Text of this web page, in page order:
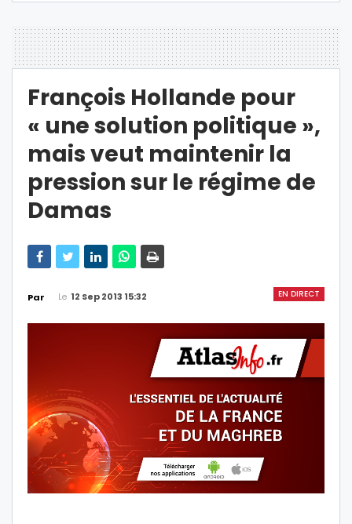
François Hollande pour
« une solution politique »,
mais veut maintenir la
pression sur le régime de
Damas
EN DIRECT
Par Le 12 Sep 2013 15:32